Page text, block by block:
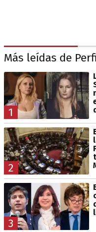
Más leídas de
1
2
3